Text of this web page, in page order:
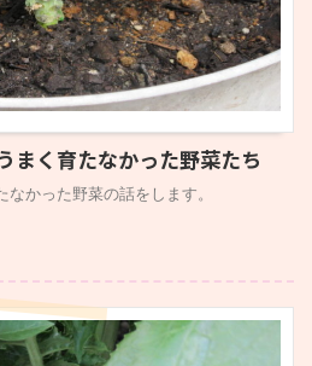
まく育たなかった野菜たち
かった野菜の話をします。